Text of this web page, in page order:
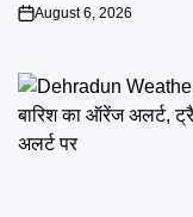
on
August 6, 2026